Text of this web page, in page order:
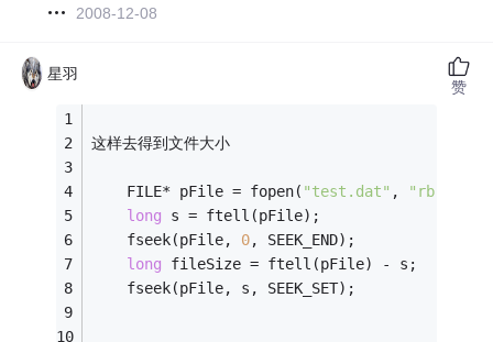
2008-12-08
星羽
这样去得到文件大小
    FILE* pFile = fopen(
"test.dat" , "rb"
long s = ftell(pFile);
    fseek(pFile,
0, SEEK_END);
long fileSize = ftell(pFile) - s;
    fseek(pFile, s, SEEK_SET);
赞